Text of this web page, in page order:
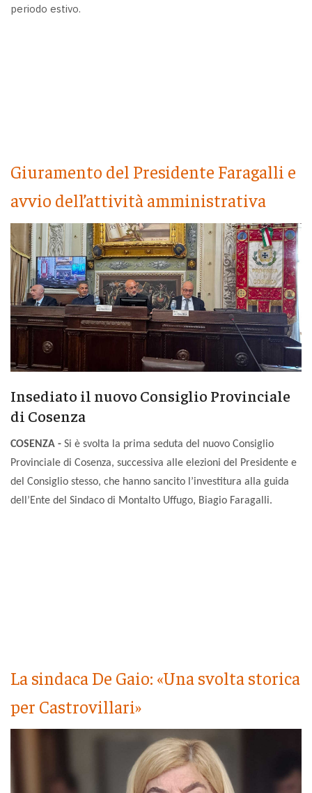
periodo estivo.
Giuramento del Presidente Faragalli e
avvio dell’attività amministrativa
Insediato il nuovo Consiglio Provinciale
di Cosenza
COSENZA - Si è svolta la prima seduta del nuovo Consiglio
Provinciale di Cosenza, successiva alle elezioni del Presidente e
del Consiglio stesso, che hanno sancito l’investitura alla guida
dell’Ente del Sindaco di Montalto Uffugo, Biagio Faragalli.
La sindaca De Gaio: «Una svolta storica
per Castrovillari»